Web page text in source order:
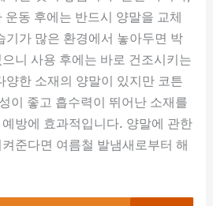
운동 후에는 반드시 양말을 교체
기가 많은 환경에서 놓아두면 박
니 사용 후에는 바로 건조시키는
양한 소재의 양말이 있지만 코튼
이 좋고 흡수력이 뛰어난 소재를
방에 효과적입니다. 양말에 관한
준다면 여름철 발냄새로부터 해